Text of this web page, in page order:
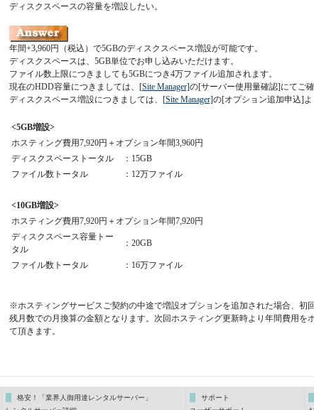
ディスクスペースの容量を増設したい。
年間+3,960円（税込）で5GBのディスクスペース増設が可能です。
ディスクスペースは、5GB単位でお申し込みいただけます。
ファイル数上限につきましても5GBにつき4万ファイル追加されます。
現在のHDD容量につきましては、[Site Manager]の[サーバー使用量確認]にてご確
ディスクスペース増設につきましては、[Site Manager]の[オプション追加申込]よ
<5GB増設>
ホスティング費用7,920円＋オプション年間3,960円
ディスクスペーストータル
：15GB
ファイル数トータル
：12万ファイル
<10GB増設>
ホスティング費用7,920円＋オプション年間7,920円
ディスクスペース容量トー
タル
：20GB
ファイル数トータル ：16万ファイル
※ホスティングサービスご契約の中途で増設オプションを追加された場合、初
残月数での月換算の金額となります。次回ホスティング更新時より年間費用を
て頂きます。
格安！「業界人御用達レンタルサーバー」
サポート